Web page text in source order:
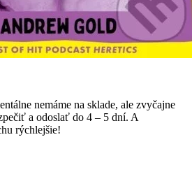
nemáme na sklade, ale zvyčajne
a odoslať do 4 – 5 dní. A
rýchlejšie!